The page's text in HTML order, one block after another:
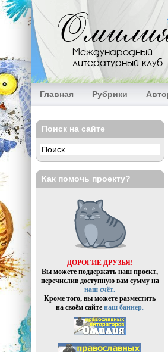
Перейти к основному содержанию
Международный
литературный клуб
Главная Рубрики
Поиск на сайте
Как помочь проекту?
ДОРОГИЕ ДРУЗЬЯ!
Вы можете поддержать наш проект,
перечислив доступную вам сумму на
наш счёт.
Кроме того, вы можете разместить
на своём сайтенаш баннер.